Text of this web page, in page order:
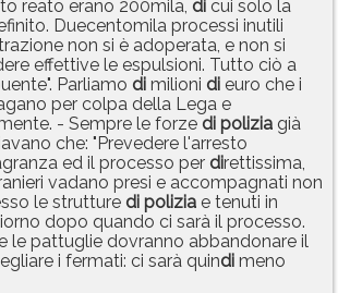
reato erano 200mila, di cui solo la
Duecentomila processi inutili
non si è adoperata, e non si
effettive le espulsioni. Tutto ciò a
Parliamo di milioni di euro che i
per colpa della Lega e
- Sempre le forze di polizia già
che: "Prevedere l'arresto
ed il processo per direttissima,
vadano presi e accompagnati non
le strutture di polizia e tenuti in
dopo quando ci sarà il processo.
le pattuglie dovranno abbandonare il
i fermati: ci sarà quindi meno